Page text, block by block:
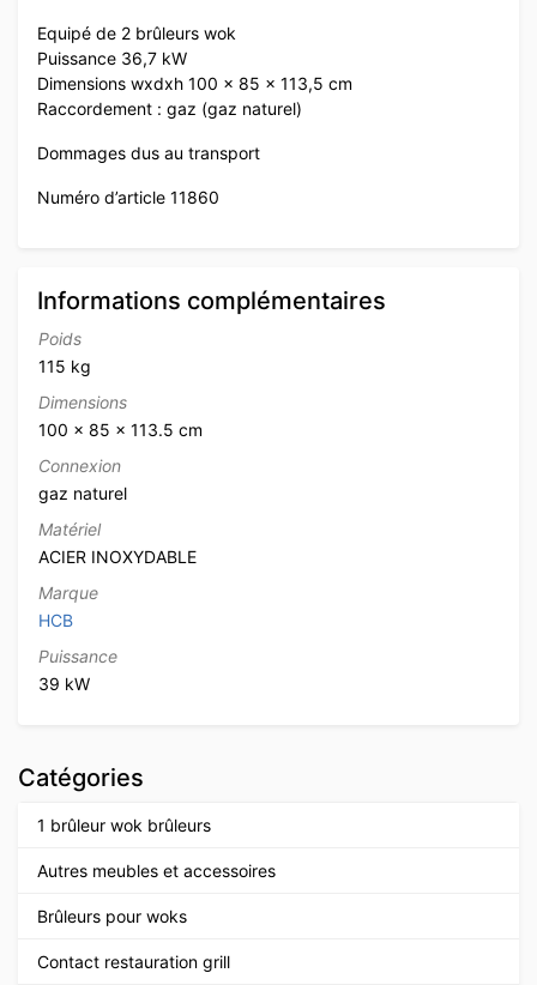
Equipé de 2 brûleurs wok
Puissance 36,7 kW
Dimensions wxdxh 100 x 85 x 113,5 cm
Raccordement : gaz (gaz naturel)
Dommages dus au transport
Numéro d’article 11860
Informations complémentaires
Poids
115 kg
Dimensions
100 × 85 × 113.5 cm
Connexion
gaz naturel
Matériel
ACIER INOXYDABLE
Marque
HCB
Puissance
39 kW
Catégories
1 brûleur wok brûleurs
Autres meubles et accessoires
Brûleurs pour woks
Contact restauration grill